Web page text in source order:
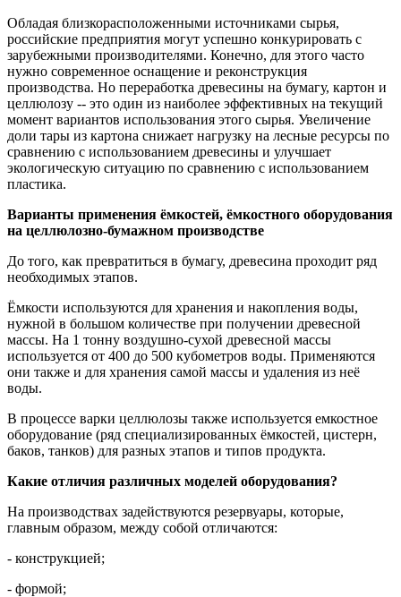
Обладая близкорасположенными источниками сырья,
российские предприятия могут успешно конкурировать с
зарубежными производителями. Конечно, для этого часто
нужно современное оснащение и реконструкция
производства. Но переработка древесины на бумагу, картон и
целлюлозу -- это один из наиболее эффективных на текущий
момент вариантов использования этого сырья. Увеличение
доли тары из картона снижает нагрузку на лесные ресурсы по
сравнению с использованием древесины и улучшает
экологическую ситуацию по сравнению с использованием
пластика.
Варианты применения ёмкостей, ёмкостного оборудования
на целлюлозно-бумажном производстве
До того, как превратиться в бумагу, древесина проходит ряд
необходимых этапов.
Ёмкости используются для хранения и накопления воды,
нужной в большом количестве при получении древесной
массы. На 1 тонну воздушно-сухой древесной массы
используется от 400 до 500 кубометров воды. Применяются
они также и для хранения самой массы и удаления из неё
воды.
В процессе варки целлюлозы также используется емкостное
оборудование (ряд специализированных ёмкостей, цистерн,
баков, танков) для разных этапов и типов продукта.
Какие отличия различных моделей оборудования?
На производствах задействуются резервуары, которые,
главным образом, между собой отличаются:
- конструкцией;
- формой;